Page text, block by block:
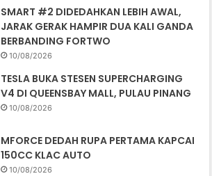
SMART #2 DIDEDAHKAN LEBIH AWAL,
JARAK GERAK HAMPIR DUA KALI GANDA
BERBANDING FORTWO
10/08/2026
TESLA BUKA STESEN SUPERCHARGING
V4 DI QUEENSBAY MALL, PULAU PINANG
10/08/2026
MFORCE DEDAH RUPA PERTAMA KAPCAI
150CC KLAC AUTO
10/08/2026